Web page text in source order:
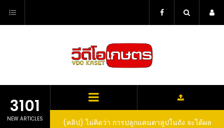
content
3101
NEW ARTICLES
(คลิป) ไม่คิดว่า การปลูกแคนตาลูปในถัง จะได้ผล